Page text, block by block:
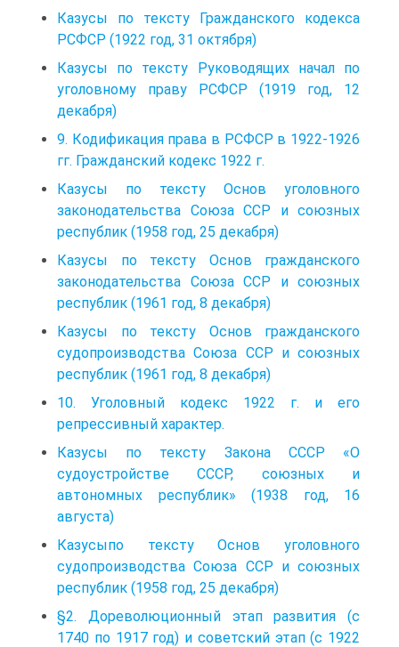
Казусы по тексту Гражданского кодекса
РСФСР (1922 год, 31 октября)
Казусы по тексту Руководящих начал по
уголовному праву РСФСР (1919 год, 12
декабря)
9. Кодификация права в РСФСР в 1922-1926
гг. Гражданский кодекс 1922 г.
Казусы по тексту Основ уголовного
законодательства Союза ССР и союзных
республик (1958 год, 25 декабря)
Казусы по тексту Основ гражданского
законодательства Союза ССР и союзных
республик (1961 год, 8 декабря)
Казусы по тексту Основ гражданского
судопроизводства Союза ССР и союзных
республик (1961 год, 8 декабря)
10. Уголовный кодекс 1922 г. и его
репрессивный характер.
Казусы по тексту Закона СССР «О
судоустройстве СССР, союзных и
автономных республик» (1938 год, 16
августа)
Казусыпо тексту Основ уголовного
судопроизводства Союза ССР и союзных
республик (1958 год, 25 декабря)
§2. Дореволюционный этап развития (с
1740 по 1917 год) и советский этап (с 1922